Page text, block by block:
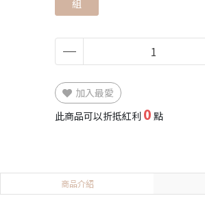
組
加入最愛
此商品可以折抵紅利 0 點
商品介紹